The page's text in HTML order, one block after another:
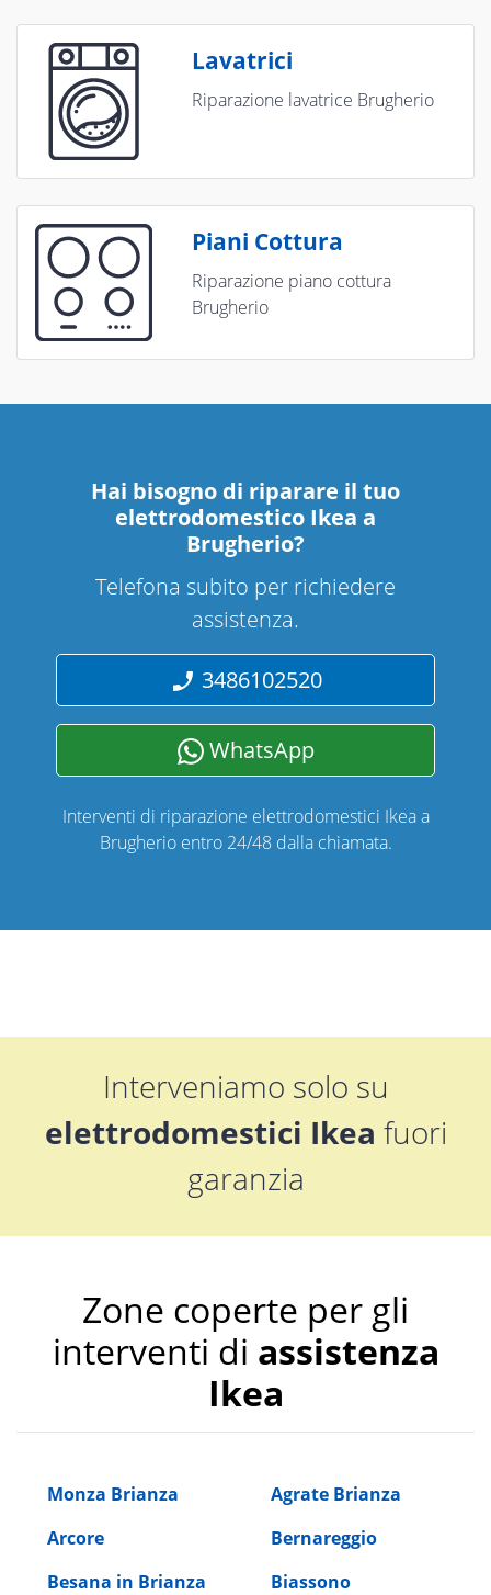
Lavatrici
Riparazione lavatrice Brugherio
Piani Cottura
Riparazione piano cottura
Brugherio
Hai bisogno di riparare il tuo
elettrodomestico Ikea a
Brugherio?
Telefona subito per richiedere
assistenza.
3486102520
WhatsApp
Interventi di riparazione elettrodomestici Ikea a
Brugherio entro 24/48 dalla chiamata.
Interveniamo solo su
elettrodomestici Ikea fuori
garanzia
Zone coperte per gli
interventi di assistenza
Ikea
Monza Brianza
Agrate Brianza
Arcore
Bernareggio
Besana in Brianza
Biassono